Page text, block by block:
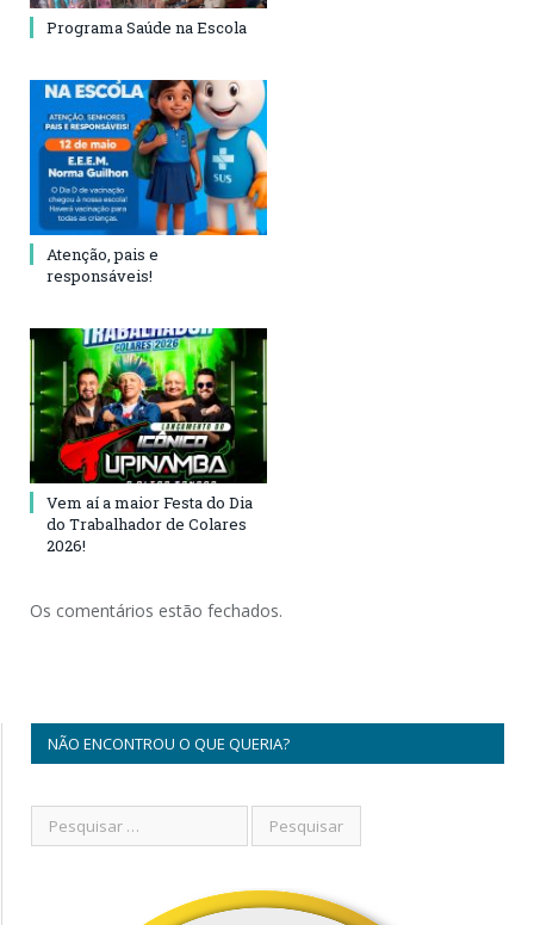
Programa Saúde na Escola
Atenção, pais e
responsáveis!
Vem aí a maior Festa do Dia
do Trabalhador de Colares
2026!
Os comentários estão fechados.
NÃO ENCONTROU O QUE QUERIA?